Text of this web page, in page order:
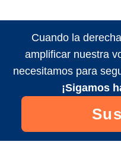
Cuando la
amplificar nuestra
necesitamos para
¡Sigamos